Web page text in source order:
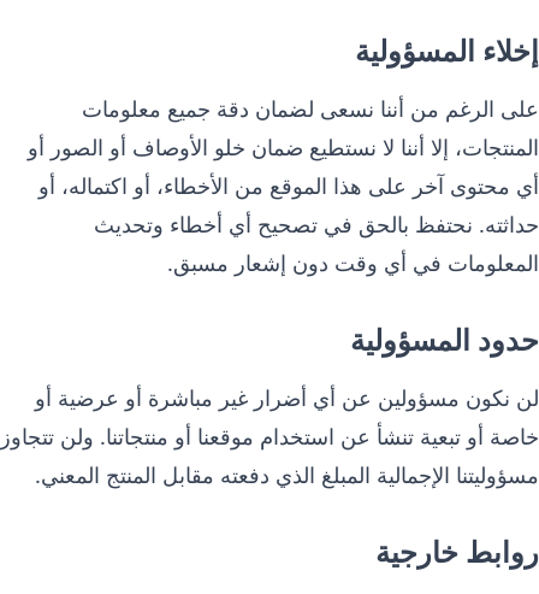
إخلاء المسؤولية
على الرغم من أننا نسعى لضمان دقة جميع معلومات
المنتجات، إلا أننا لا نستطيع ضمان خلو الأوصاف أو الصور أو
أي محتوى آخر على هذا الموقع من الأخطاء، أو اكتماله، أو
حداثته. نحتفظ بالحق في تصحيح أي أخطاء وتحديث
المعلومات في أي وقت دون إشعار مسبق.
حدود المسؤولية
لن نكون مسؤولين عن أي أضرار غير مباشرة أو عرضية أو
خاصة أو تبعية تنشأ عن استخدام موقعنا أو منتجاتنا. ولن تتجاوز
مسؤوليتنا الإجمالية المبلغ الذي دفعته مقابل المنتج المعني.
روابط خارجية